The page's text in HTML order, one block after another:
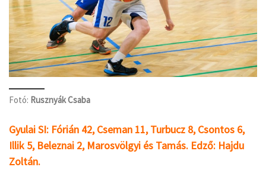
Fotó: Rusznyák Csaba
Gyulai SI: Fórián 42, Cseman 11, Turbucz 8, Csontos 6,
Illik 5, Beleznai 2, Marosvölgyi és Tamás. Edző: Hajdu
Zoltán.